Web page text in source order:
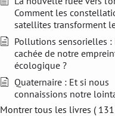
Comment les
satellites transforment
Pollutions sensorielles :
cachée de notre
écologique ?
Quaternaire : Et si nous
connaissions notre
Montrer tous les livres (